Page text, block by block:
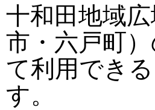
十和田地域
市・六戸町
て利用でき
す。